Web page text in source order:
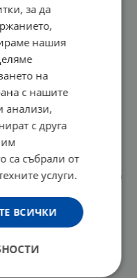
graveolens/.
самостоятелно и
и кремове, масаж и
за деца, далеч от
за да
нашия
на
с нашите
анализи,
с друга
им
са събрали от
услуги.
ВСИЧКИ